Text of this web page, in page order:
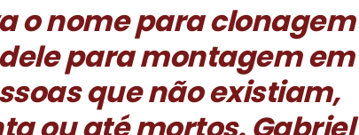
o nome para clonagem
para montagem em
que não existiam,